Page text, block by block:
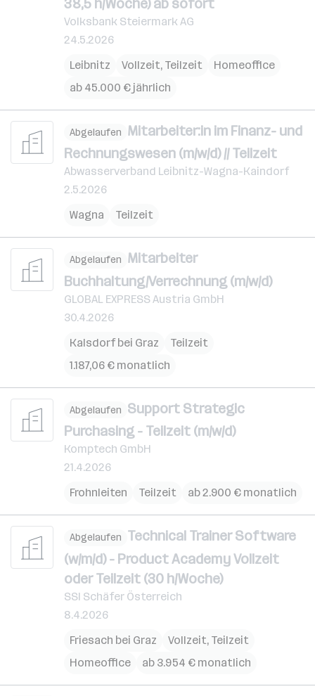
Volksbank Steiermark AG
24.5.2026
Leibnitz
Vollzeit, Teilzeit
Homeoffice
ab 45.000 € jährlich
Abgelaufen Mitarbeiter:in im Finanz- und
Rechnungswesen (m/w/d) // Teilzeit
Abwasserverband Leibnitz-Wagna-Kaindorf
2.5.2026
Wagna
Teilzeit
Abgelaufen Mitarbeiter
Buchhaltung/Verrechnung (m/w/d)
GLOBAL EXPRESS Austria GmbH
30.4.2026
Kalsdorf bei Graz
Teilzeit
1.187,06 € monatlich
Abgelaufen Support Strategic
Purchasing - Teilzeit (m/w/d)
Komptech GmbH
21.4.2026
Frohnleiten
Teilzeit ab 2.900 € monatlich
Abgelaufen Technical Trainer Software
(w/m/d) - Product Academy Vollzeit
oder Teilzeit (30 h/Woche)
SSI Schäfer Österreich
8.4.2026
Friesach bei Graz
Vollzeit, Teilzeit
Homeoffice
ab 3.954 € monatlich